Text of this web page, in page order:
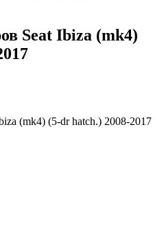
Seat Ibiza (mk4)